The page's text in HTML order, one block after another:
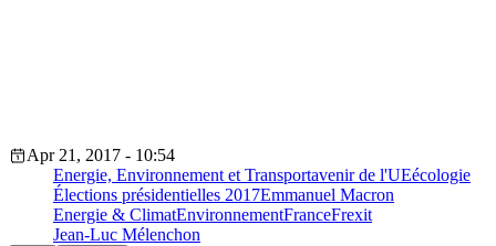
Apr 21, 2017 - 10:54
Energie, Environnement et Transportavenir de l'UEécologie
Élections présidentielles 2017Emmanuel Macron
Energie & ClimatEnvironnementFranceFrexit
Jean-Luc Mélenchon